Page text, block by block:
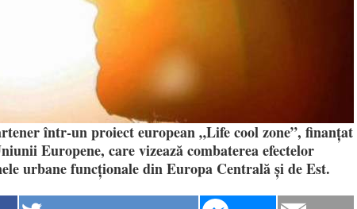
într-un proiect european „Life cool zone”, finanțat
Europene, care vizează combaterea efectelor
urbane funcționale din Europa Centrală și de Est.